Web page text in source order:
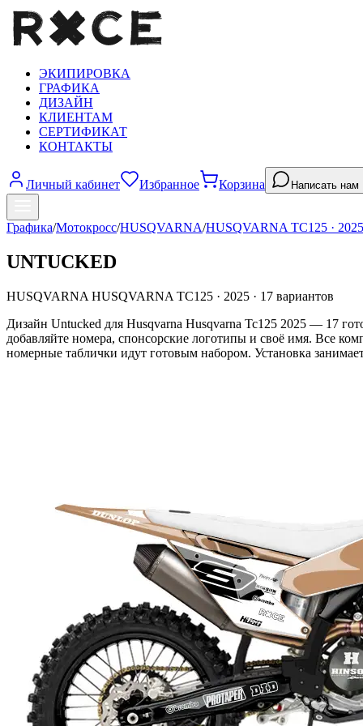
ЭКИПИРОВКА
ГРАФИКА
ДИЗАЙН
КЛИЕНТАМ
СЕРТИФИКАТ
КОНТАКТЫ
Личный кабинет Избранное Корзина Написать нам
Графика/Мотокросс/HUSQVARNA/HUSQVARNA TC125 · 2025
UNTUCKED
HUSQVARNA HUSQVARNA TC125 · 2025 · 17 вариантов
Дизайн Untucked для Husqvarna Husqvarna Tc125 2025 — 17
добавляйте номера, спонсорские логотипы и своё имя. Все
номерные таблички идут готовым набором. Установка